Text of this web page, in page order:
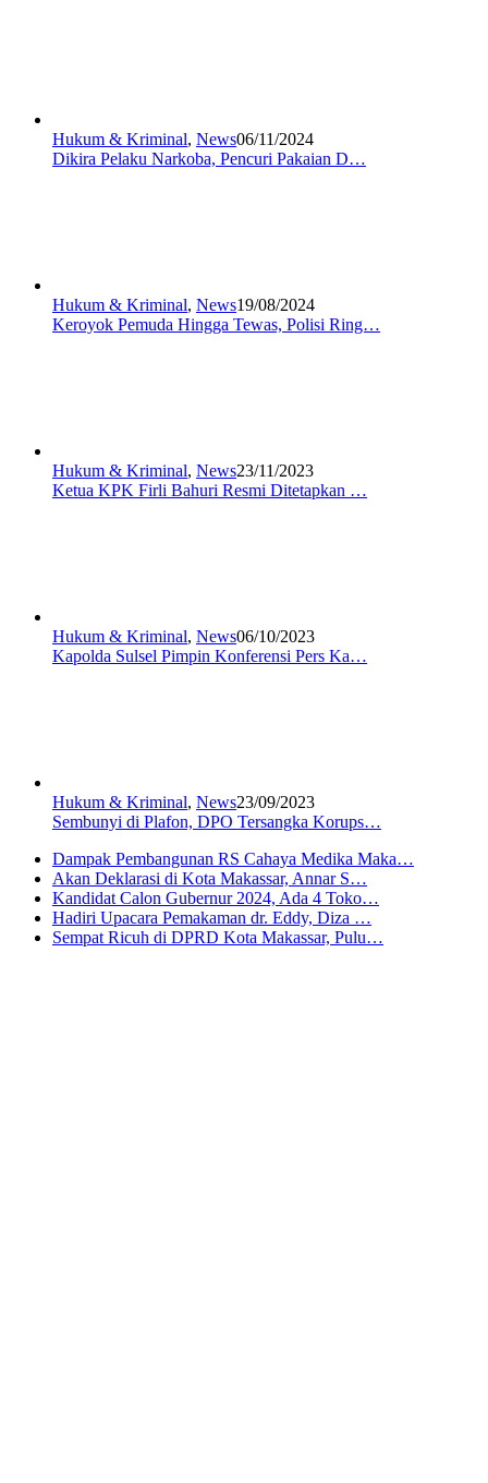
Hukum & Kriminal, News06/11/2024
Dikira Pelaku Narkoba, Pencuri Pakaian D…
Hukum & Kriminal, News19/08/2024
Keroyok Pemuda Hingga Tewas, Polisi Ring…
Hukum & Kriminal, News23/11/2023
Ketua KPK Firli Bahuri Resmi Ditetapkan …
Hukum & Kriminal, News06/10/2023
Kapolda Sulsel Pimpin Konferensi Pers Ka…
Hukum & Kriminal, News23/09/2023
Sembunyi di Plafon, DPO Tersangka Korups…
Dampak Pembangunan RS Cahaya Medika Maka…
Akan Deklarasi di Kota Makassar, Annar S…
Kandidat Calon Gubernur 2024, Ada 4 Toko…
Hadiri Upacara Pemakaman dr. Eddy, Diza …
Sempat Ricuh di DPRD Kota Makassar, Pulu…